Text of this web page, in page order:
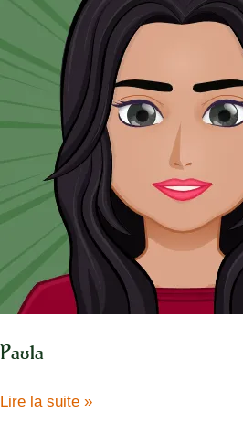
Paula
Paula
Lire la suite »